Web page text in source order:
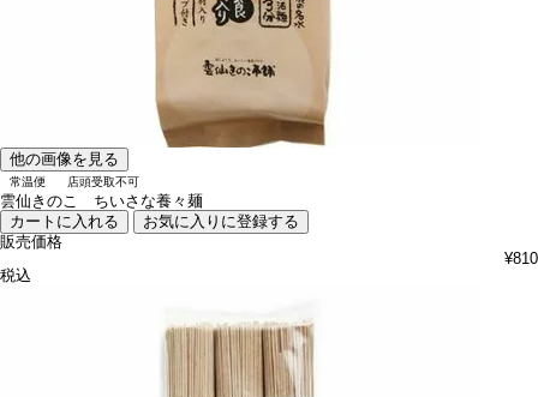
他の画像を見る
常温便 店頭受取不可
雲仙きのこ ちいさな養々麺
カートに入れる
お気に入りに登録する
販売価格
¥810
税込